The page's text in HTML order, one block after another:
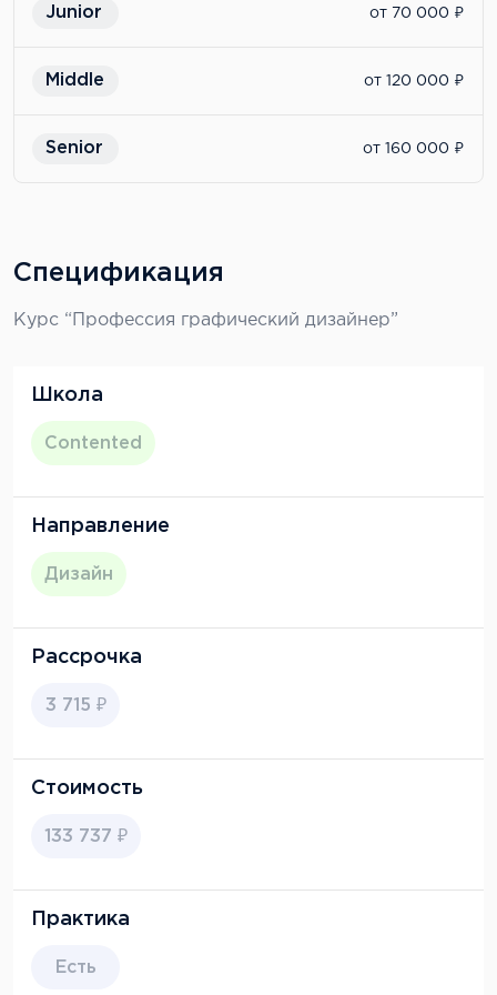
зарабатывать на любимом деле. Рекомендую
профессию на графический дизайн.
Junior от 70 000 ₽
Middle от 120 000 ₽
Senior от 160 000 ₽
Спецификация
Курс “Профессия графический дизайнер”
Школа
Contented
Направление
Дизайн
Рассрочка
3 715 ₽
Стоимость
133 737 ₽
Практика
Есть